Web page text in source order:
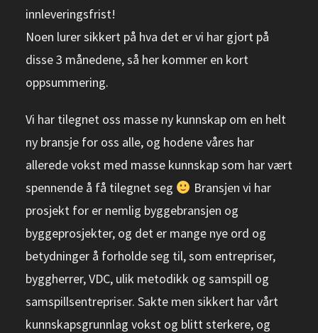
innleveringsfrist!
Noen lurer sikkert på hva det er vi har gjort på
disse 3 månedene, så her kommer en kort
oppsummering.
Vi har tilegnet oss masse ny kunnskap om en helt
ny bransje for oss alle, og hodene våres har
allerede vokst med masse kunnskap som har vært
spennende å få tilegnet seg
Bransjen vi har
prosjekt for er nemlig byggebransjen og
byggeprosjekter, og det er mange nye ord og
betydninger å forholde seg til, som entrepriser,
byggherrer, VDC, ulik metodikk og samspill og
samspillsentrepriser. Sakte men sikkert har vårt
kunnskapsgrunnlag vokst og blitt sterkere, og